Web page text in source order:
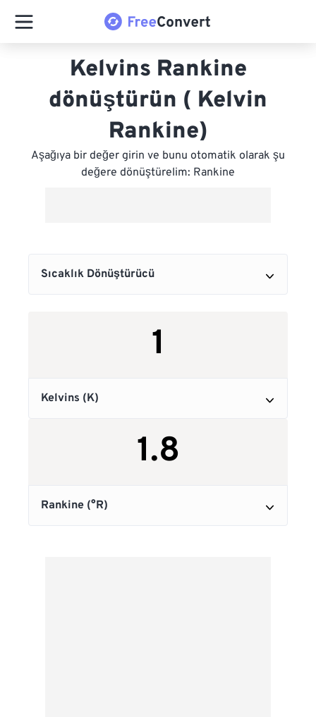
Kelvins Rankine
dönüştürün ( Kelvin
Rankine)
Aşağıya bir değer girin ve bunu otomatik olarak şu
değere dönüştürelim: Rankine